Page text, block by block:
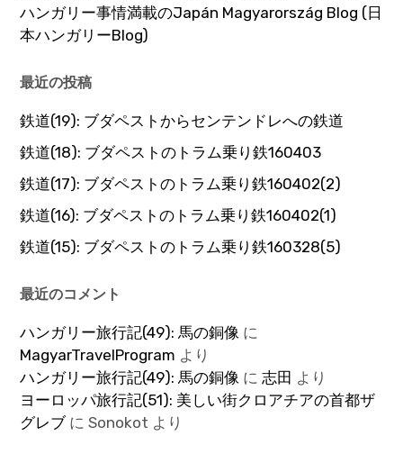
ハンガリー事情満載のJapán Magyarország Blog (日
本ハンガリーBlog)
最近の投稿
鉄道(19): ブダペストからセンテンドレへの鉄道
鉄道(18): ブダペストのトラム乗り鉄160403
鉄道(17): ブダペストのトラム乗り鉄160402(2)
鉄道(16): ブダペストのトラム乗り鉄160402(1)
鉄道(15): ブダペストのトラム乗り鉄160328(5)
最近のコメント
ハンガリー旅行記(49): 馬の銅像 に
MagyarTravelProgram より
ハンガリー旅行記(49): 馬の銅像 に志田 より
ヨーロッパ旅行記(51): 美しい街クロアチアの首都ザ
グレブにSonokot より